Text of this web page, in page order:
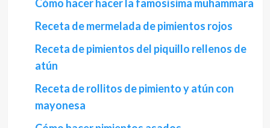
Cómo hacer hacer la famosísima muhammara
Receta de mermelada de pimientos rojos
Receta de pimientos del piquillo rellenos de
atún
Receta de rollitos de pimiento y atún con
mayonesa